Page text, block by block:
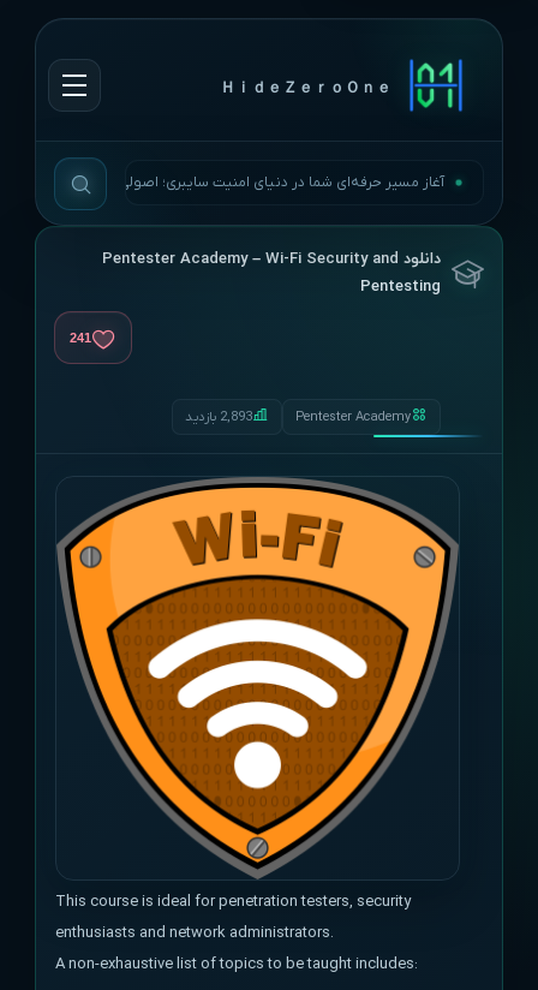
ＨｉｄｅＺｅｒｏＯｎｅ
آغاز مسیر حرفه‌ای شما در دنیای امنیت سایبری؛ اصولی، به‌روز و بی‌وقفه.
دانلود Pentester Academy – Wi-Fi Security and
Pentesting
241
Pentester Academy 2,893 بازدید
This course is ideal for penetration testers, security
enthusiasts and network administrators.
A non-exhaustive list of topics to be taught includes: